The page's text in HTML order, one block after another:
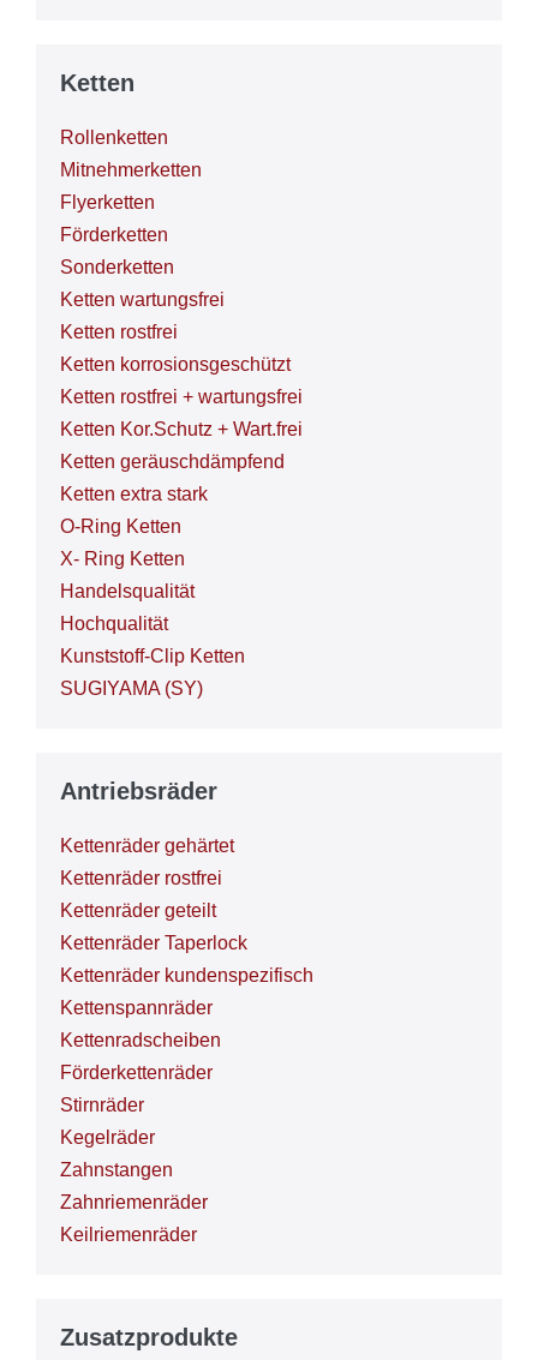
Ketten
Rollenketten
Mitnehmerketten
Flyerketten
Förderketten
Sonderketten
Ketten wartungsfrei
Ketten rostfrei
Ketten korrosionsgeschützt
Ketten rostfrei + wartungsfrei
Ketten Kor.Schutz + Wart.frei
Ketten geräuschdämpfend
Ketten extra stark
O-Ring Ketten
X- Ring Ketten
Handelsqualität
Hochqualität
Kunststoff-Clip Ketten
SUGIYAMA (SY)
Antriebsräder
Kettenräder gehärtet
Kettenräder rostfrei
Kettenräder geteilt
Kettenräder Taperlock
Kettenräder kundenspezifisch
Kettenspannräder
Kettenradscheiben
Förderkettenräder
Stirnräder
Kegelräder
Zahnstangen
Zahnriemenräder
Keilriemenräder
Zusatzprodukte